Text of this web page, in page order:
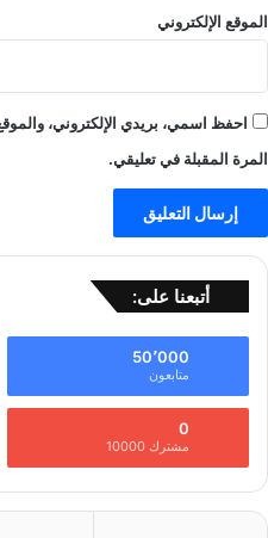
الموقع الإلكتروني
احفظ اسمي، بريدي الإلكتروني،
المرة المقبلة في تعليقي.
أتبعنا على:
50٬000
متابعون
0
مشترك 10000